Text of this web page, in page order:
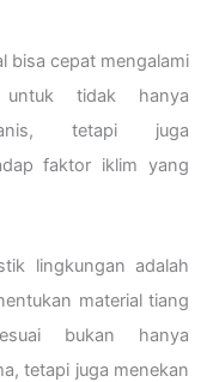
bisa cepat mengalami
tidak hanya
tetapi juga
faktor iklim yang
lingkungan adalah
material tiang
bukan hanya
tetapi juga menekan